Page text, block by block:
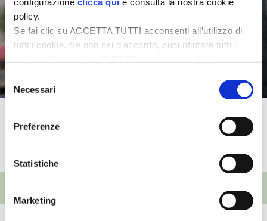
policy.
Se fai clic su ACCETTA TUTTI acconsenti all’utilizzo di
tutti i cookie. Se non sei d’accordo, puoi rifiutare tutti i
desideri accettare e cliccando ACCETTA SELEZIONATI.
delNecessari
Preferenze
Statistiche
Marketing
Waterworks
TUTTI I VIDEO